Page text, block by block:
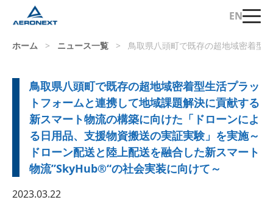
EN
ホーム > ニュース一覧 > 鳥取県八頭町で既存の超地域密着型
鳥取県八頭町で既存の超地域密着型生活プラッ
トフォームと連携して地域課題解決に貢献する
新スマート物流の構築に向けた「ドローンによ
る日用品、支援物資搬送の実証実験」を実施～
ドローン配送と陸上配送を融合した新スマート
物流”SkyHub®“の社会実装に向けて～
2023.03.22